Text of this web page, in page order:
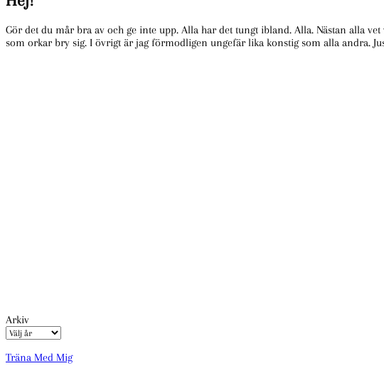
Gör det du mår bra av och ge inte upp. Alla har det tungt ibland. Alla. Nästan alla
som orkar bry sig. I övrigt är jag förmodligen ungefär lika konstig som alla andra.
Arkiv
Träna Med Mig